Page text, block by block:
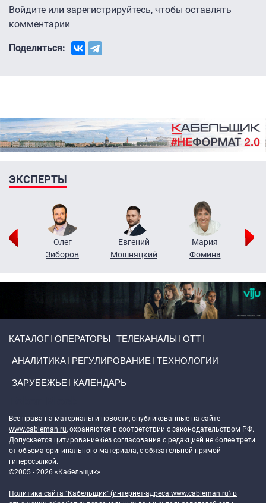
Войдите или зарегистрируйтесь, чтобы оставлять
комментарии
Поделиться:
ЭКСПЕРТЫ
Олег
Зиборов
Евгений
Мошняцкий
Мария
Фомина
КАТАЛОГ ОПЕРАТОРЫ ТЕЛЕКАНАЛЫ ОТТ
АНАЛИТИКА РЕГУЛИРОВАНИЕ ТЕХНОЛОГИИ
ЗАРУБЕЖЬЕ КАЛЕНДАРЬ
Все права на материалы и новости, опубликованные на сайте
www.cableman.ru, охраняются в соответствии с законодательством РФ.
Допускается цитирование без согласования с редакцией не более трети
от объема оригинального материала, с обязательной прямой
гиперссылкой.
©2005 - 2026 «Кабельщик»
Политика сайта "Кабельщик" (интернет-адреса www.cableman.ru) в